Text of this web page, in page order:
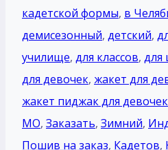
кадетской формы, в
демисезонный, детский,
училище, для классов, для
для девочек, жакет для
жакет пиджак для
МО, Заказать, Зимний,
Пошив на заказ, Кадетов,